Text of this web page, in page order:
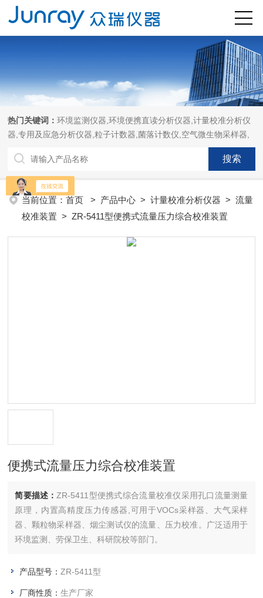
热门关键词：环境监测仪器,环境便携直读分析仪器,计量校准分析仪
器,专用及应急分析仪器,粒子计数器,菌落计数仪,空气微生物采样器,
当前位置：首页 > 产品中心 >计量校准分析仪器 >流量
校准装置 > ZR-5411型便携式流量压力综合校准装置
便携式流量压力综合校准装置
简要描述： ZR-5411型便携式综合流量校准仪采用孔口流量测量
原理，内置高精度压力传感器,可用于VOCs采样器、大气采样
器、颗粒物采样器、烟尘测试仪的流量、压力校准。广泛适用于
环境监测、劳保卫生、科研院校等部门。
产品型号：ZR-5411型
厂商性质：生产厂家